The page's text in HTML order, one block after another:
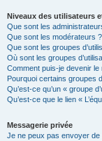
Niveaux des utilisateurs
Que sont les
Que sont les modérateurs ?
Que sont les groupes
Où sont les groupes
Comment puis-je devenir le
Pourquoi certains groupes
Qu’est-ce qu’un « groupe
Qu’est-ce que le lien «
Messagerie privée
Je ne peux pas envoyer